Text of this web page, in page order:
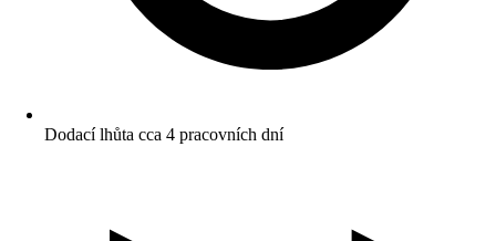
Dodací lhůta cca 4 pracovních dní